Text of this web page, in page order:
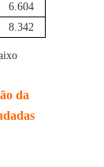
6.604
8.342
da